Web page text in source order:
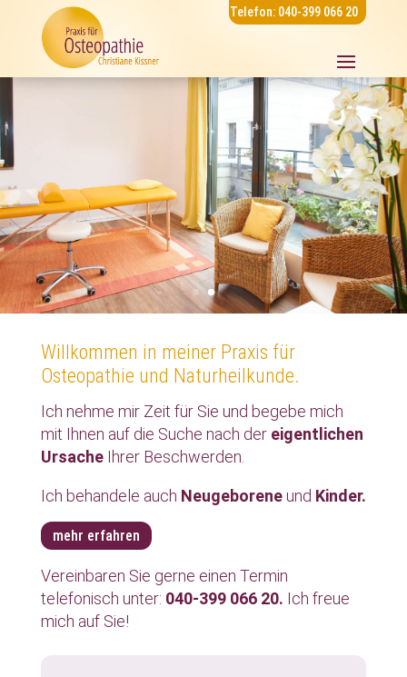
Telefon: 040-399 066 20
Willkommen in meiner Praxis für
Osteopathie und Naturheilkunde.
Ich nehme mir Zeit für Sie und begebe mich
mit Ihnen auf die Suche nach der eigentlichen
UrsacheIhrer Beschwerden.
Ich behandele auch Neugeboreneund Kinder.
mehr erfahren
Vereinbaren Sie gerne einen Termin
telefonisch unter: 040-399 066 20. Ich freue
mich auf Sie!